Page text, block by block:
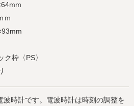
ｍ
ク枠〈PS〉
波時計です。電波時計は時刻の調整を